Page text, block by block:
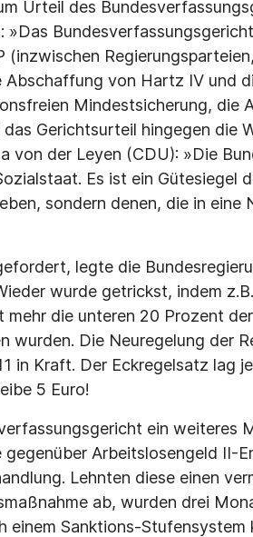
Urteil des
(inzwischen
von Hartz IV und
Mindestsicherung, die
Gerichtsurteil hingegen die
von der Leyen (CDU): »Die
Es ist ein Gütesiegel
sondern denen, die in eine
legte die
wurde getrickst, indem
mehr die unteren 20 Prozent
wurden. Die Neuregelung der
in Kraft. Der Eckregelsatz lag
5 Euro!
ein weiteres
gegenüber Arbeitslosengeld II-
Lehnten diese einen
ab, wurden drei
einem Sanktions-